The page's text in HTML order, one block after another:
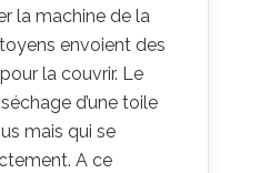
la machine de la
envoient des
la couvrir. Le
d’une toile
mais qui se
A ce